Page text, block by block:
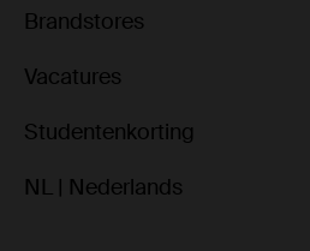
Brandstores
Vacatures
Studentenkorting
NL | Nederlands